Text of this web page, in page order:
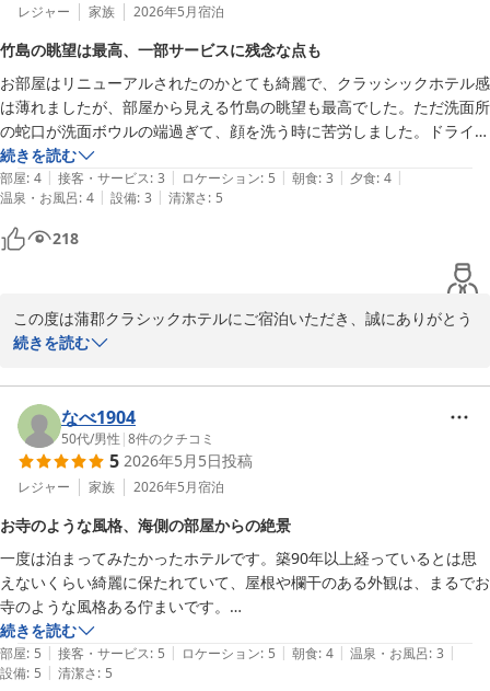
せっかくのご滞在中にご心配をおかけし、心より反省しておりま
今回のご指摘につきましては、館内の衛生管理および清掃体制につ
いて改めて見直し、お客様に安心してお過ごしいただける環境づく
りに努めてまいります。
お風呂の清掃・点検体制の強化について、今後の参考にさせていた
だきます。
サウナにつきましても、お気に召していただき光栄でございます。
次回お越しの際には、より快適にお過ごしいただけるよう精進して
まいります。
またのお越しをスタッフ一同、心よりお待ち申し上げております。
蒲郡クラシックホテル　宿泊課
蒲郡クラシックホテル
2026-07-16
レジャー 家族 2026年5月宿泊
竹島の眺望は最高、一部サービスに残念な点も
お部屋はリニューアルされたのかとても綺麗で、クラッシックホテル感
は薄れましたが、部屋から見える竹島の眺望も最高でした。ただ洗面所
の蛇口が洗面ボウルの端過ぎて、顔を洗う時に苦労しました。ドライヤ
ーとシャワーがリファ、アメニティがブルガリだったので使うのがとて
も楽しかったです。
またラウンジバーのアゼリアに行きましたが、アテンドなし、待ってい
ても声をかけてくれないので聞いたところ、お好きな席にと言われまし
たが、テーブルは片付いておらず、なんだかこちらが居心地悪くなって
しまったのが、少し残念でした。他のスタッフの方々は全く問題なく心
続きを読む
部屋: 4 | 接客・サービス: 3 | ロケーション: 5 | 朝食: 3 | 夕食: 4 |
温泉・お風呂: 4 | 設備: 3 | 清潔さ: 5
218
この度は蒲郡クラシックホテルにご宿泊いただき、誠にありがとう
ございました。
竹島の眺望やリニューアル後の客室設備、ブルガリ等のアメニティ
をお楽しみいただけたご様子を嬉しく拝読いたしました。
一方で、洗面所の設備につきましてはご不便をおかけし申し訳ござ
いませんでした。また、ラウンジバー「アゼリア」ではご案内やテ
深くお詫び申し上げます。いただいたご意見を真摯に受け止め、サ
ービス向上に努めてまいります。
貴重なご意見をお寄せいただきありがとうございました。またのお
越しを心よりお待ち申し上げております。
蒲郡クラシックホテル　宿泊課
続きを読む
なべ1904
50代/男性 |8件のクチコミ
5 2026年5月5日投稿
レジャー 家族 2026年5月宿泊
お寺のような風格、海側の部屋からの絶景
一度は泊まってみたかったホテルです。築90年以上経っているとは思
えないくらい綺麗に保たれていて、屋根や欄干のある外観は、まるでお
寺のような風格ある佇まいです。
泊まるなら海側の部屋がオススメです。高台にあるので海に浮かぶ竹島
の姿を美しく眺めることができます。
続きを読む
部屋: 5 | 接客・サービス: 5 | ロケーション: 5 | 朝食: 4 | 温泉・お風呂: 3 |
設備: 5 | 清潔さ: 5